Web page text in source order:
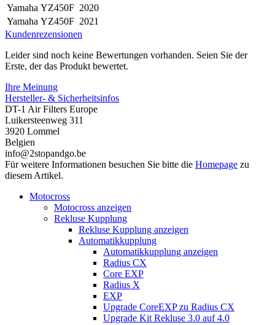
Yamaha YZ450F 2020
Yamaha YZ450F 2021
Kundenrezensionen
Leider sind noch keine Bewertungen vorhanden. Seien Sie der
Erste, der das Produkt bewertet.
Ihre Meinung
Hersteller- & Sicherheitsinfos
DT-1 Air Filters Europe
Luikersteenweg 311
3920 Lommel
Belgien
info@2stopandgo.be
Für weitere Informationen besuchen Sie bitte die Homepage zu
diesem Artikel.
Motocross
Motocross anzeigen
Rekluse Kupplung
Rekluse Kupplung anzeigen
Automatikkupplung
Automatikkupplung anzeigen
Radius CX
Core EXP
Radius X
EXP
Upgrade CoreEXP zu Radius CX
Upgrade Kit Rekluse 3.0 auf 4.0